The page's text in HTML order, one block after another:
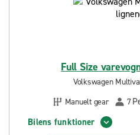
Full Size
Volkswagen
Manuelt gear
7
Bilens funktioner